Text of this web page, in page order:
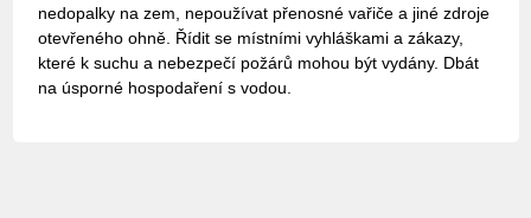
nedopalky na zem, nepoužívat přenosné vařiče a jiné zdroje
otevřeného ohně. Řídit se místními vyhláškami a zákazy,
které k suchu a nebezpečí požárů mohou být vydány. Dbát
na úsporné hospodaření s vodou.